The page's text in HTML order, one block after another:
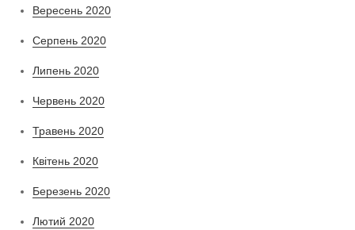
Вересень 2020
Серпень 2020
Липень 2020
Червень 2020
Травень 2020
Квітень 2020
Березень 2020
Лютий 2020